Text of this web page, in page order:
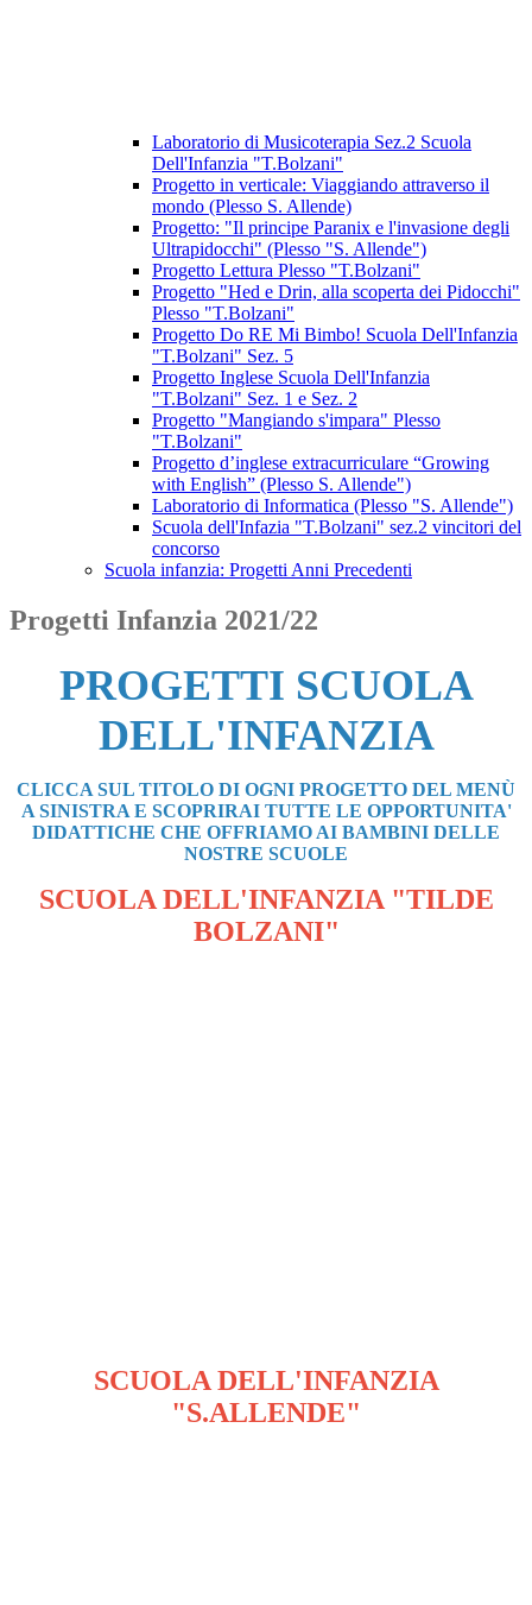
Laboratorio di Musicoterapia Sez.2 Scuola
Dell'Infanzia "T.Bolzani"
Progetto in verticale: Viaggiando attraverso il
mondo (Plesso S. Allende)
Progetto: "Il principe Paranix e l'invasione degli
Ultrapidocchi" (Plesso "S. Allende")
Progetto Lettura Plesso "T.Bolzani"
Progetto "Hed e Drin, alla scoperta dei Pidocchi"
Plesso "T.Bolzani"
Progetto Do RE Mi Bimbo! Scuola Dell'Infanzia
"T.Bolzani" Sez. 5
Progetto Inglese Scuola Dell'Infanzia
"T.Bolzani" Sez. 1 e Sez. 2
Progetto "Mangiando s'impara" Plesso
"T.Bolzani"
Progetto d’inglese extracurriculare “Growing
with English” (Plesso S. Allende")
Laboratorio di Informatica (Plesso "S. Allende")
Scuola dell'Infazia "T.Bolzani" sez.2 vincitori del
concorso
Scuola infanzia: Progetti Anni Precedenti
Progetti Infanzia 2021/22
PROGETTI SCUOLA
DELL'INFANZIA
CLICCA SUL TITOLO DI OGNI PROGETTO DEL MENÙ
A SINISTRA E SCOPRIRAI TUTTE LE OPPORTUNITA'
DIDATTICHE CHE OFFRIAMO AI BAMBINI DELLE
NOSTRE SCUOLE
SCUOLA DELL'INFANZIA "TILDE
BOLZANI"
SCUOLA DELL'INFANZIA
"S.ALLENDE"